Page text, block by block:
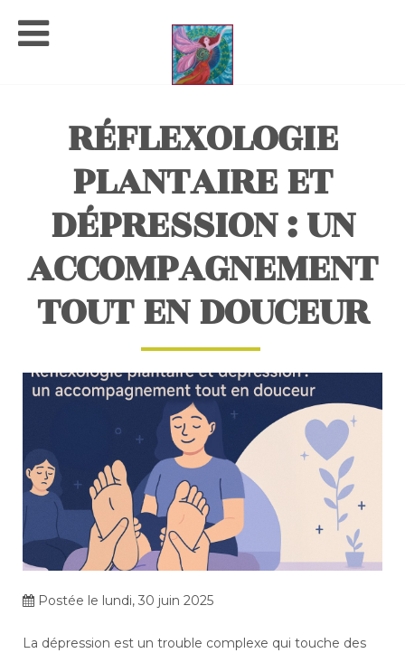
RÉFLEXOLOGIE
PLANTAIRE ET
DÉPRESSION : UN
ACCOMPAGNEMENT
TOUT EN DOUCEUR
Postée le lundi, 30 juin 2025
La dépression est un trouble complexe qui touche des